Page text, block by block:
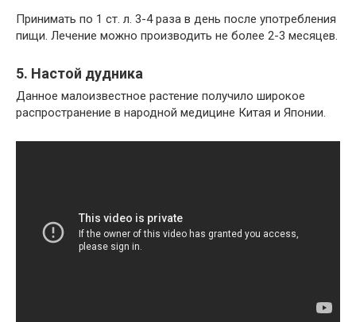
Принимать по 1 ст. л. 3-4 раза в день после употребления
пищи. Лечение можно производить не более 2-3 месяцев.
5. Настой дудника
Данное малоизвестное растение получило широкое
распространение в народной медицине Китая и Японии.